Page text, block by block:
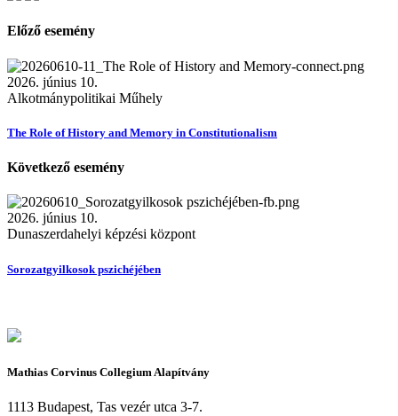
Előző esemény
2026. június 10.
Alkotmánypolitikai Műhely
The Role of History and Memory in Constitutionalism
Következő esemény
2026. június 10.
Dunaszerdahelyi képzési központ
Sorozatgyilkosok pszichéjében
Mathias Corvinus Collegium Alapítvány
1113 Budapest, Tas vezér utca 3-7.